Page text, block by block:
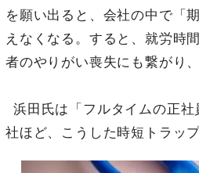
を願い出ると、会社の中で「
えなくなる。すると、就労時
者のやりがい喪失にも繋がり
浜田氏は「フルタイムの正
社ほど、こうした時短トラッ